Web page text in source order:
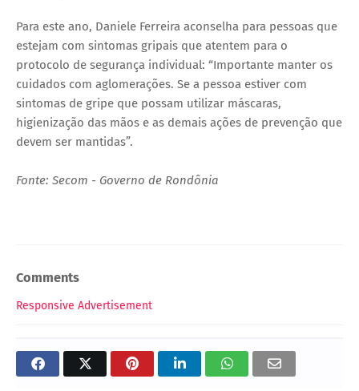
Para este ano, Daniele Ferreira aconselha para pessoas que
estejam com sintomas gripais que atentem para o
protocolo de segurança individual: “Importante manter os
cuidados com aglomerações. Se a pessoa estiver com
sintomas de gripe que possam utilizar máscaras,
higienização das mãos e as demais ações de prevenção que
devem ser mantidas”.
Fonte: Secom - Governo de Rondônia
Comments
Responsive Advertisement